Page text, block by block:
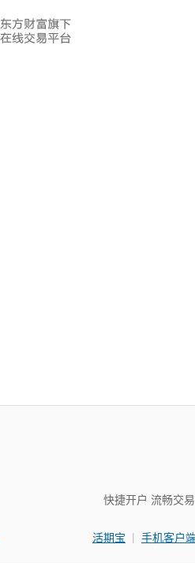
快捷开户 流畅交易
活期宝 | 手机客户